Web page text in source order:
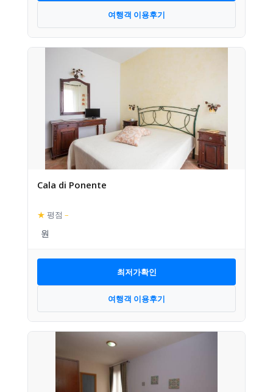
여행객 이용후기
Cala di Ponente
★ 평점 –
최저가확인
여행객 이용후기